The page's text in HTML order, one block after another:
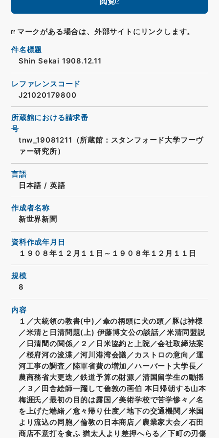
マークがある場合は、外部サイトにリンクします。
件名標題
Shin Sekai 1908.12.11
レファレンスコード
J21020179800
所蔵館における請求番
号
tnw_19081211（所蔵館：スタンフォード大学フーヴ
ァー研究所）
言語
日本語 / 英語
作成者名称
新世界新聞
資料作成年月日
１９０８年１２月１１日～１９０８年１２月１１日
規模
8
内容
１／大統領の教書(中)／傘の柄頭に犬の頭／豚は神様
／米清と日清問題(上) 伊藤博文公の談話／米清同盟説
／日清間の関係／２／日米協約と上院／会社取締法案
／桜府河の浚渫／河川港湾会議／カストロの意向／運
河工事の調査／陸軍省費の増加／ハーバート大学長／
農商務省大更迭／鉄道予算の財源／清国留学生の動揺
／３／田舎絵師一躍して倫敦の画伯 本日帰朝する山本
梅涯氏／最初の目的は露国／美術学校で苦学惨々／名
を上げた端緒／愈々帰り仕度／地下の交通機関／米国
より流込の同胞／倫敦の日本商店／農業家大会／石田
商店不意打を食ふ 猶太人より差押へらる／下町の刃傷